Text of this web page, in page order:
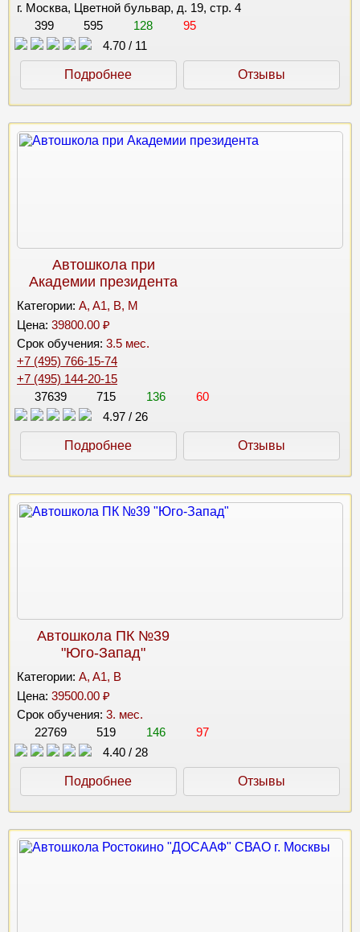
г. Москва, Цветной бульвар, д. 19, стр. 4
399
595 128
95
4.70 / 11
Подробнее Отзывы
Автошкола при
Академии президента
Категории: A, A1, B, M
Цена: 39800.00 ₽
Срок обучения: 3.5 мес.
+7 (495) 766-15-74
+7 (495) 144-20-15
37639
715 136
60
4.97 / 26
Подробнее Отзывы
Автошкола ПК №39
"Юго-Запад"
Категории: A, A1, B
Цена: 39500.00 ₽
Срок обучения: 3. мес.
22769
519 146
97
4.40 / 28
Подробнее Отзывы